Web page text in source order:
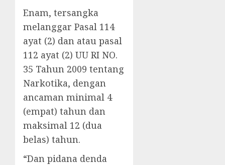
Enam, tersangka
melanggar Pasal 114
ayat (2) dan atau pasal
112 ayat (2) UU RI NO.
35 Tahun 2009 tentang
Narkotika, dengan
ancaman minimal 4
(empat) tahun dan
maksimal 12 (dua
belas) tahun.
“Dan pidana denda